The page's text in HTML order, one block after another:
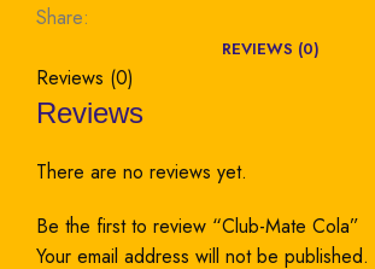
Share:
REVIEWS (0)
Reviews (0)
Reviews
There are no reviews yet.
Be the first to review “Club-Mate Cola”
Your email address will not be published.